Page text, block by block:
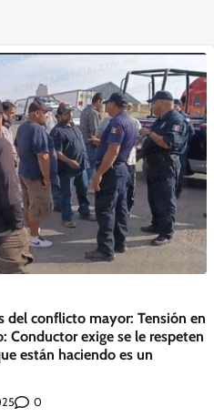
del conflicto mayor: Tensión en
Conductor exige se le respeten
están haciendo es un
0